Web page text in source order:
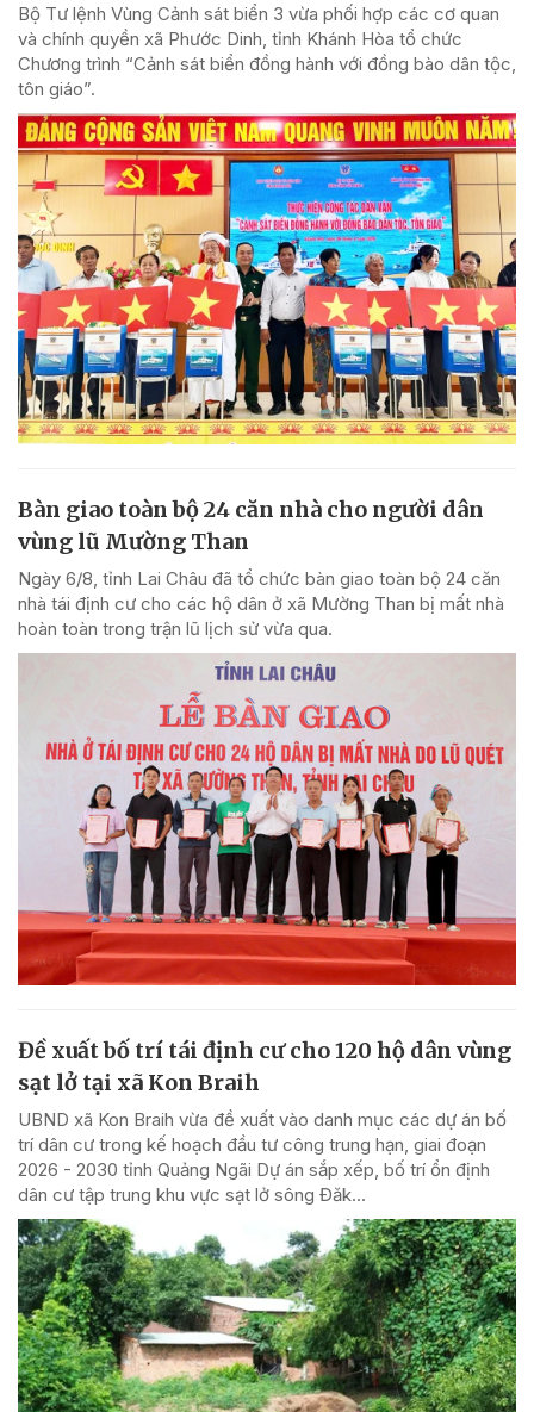
Bộ Tư lệnh Vùng Cảnh sát biển 3 vừa phối hợp các cơ quan
và chính quyền xã Phước Dinh, tỉnh Khánh Hòa tổ chức
Chương trình “Cảnh sát biển đồng hành với đồng bào dân tộc,
tôn giáo”.
Bàn giao toàn bộ 24 căn nhà cho người dân
vùng lũ Mường Than
Ngày 6/8, tỉnh Lai Châu đã tổ chức bàn giao toàn bộ 24 căn
nhà tái định cư cho các hộ dân ở xã Mường Than bị mất nhà
hoàn toàn trong trận lũ lịch sử vừa qua.
Đề xuất bố trí tái định cư cho 120 hộ dân vùng
sạt lở tại xã Kon Braih
UBND xã Kon Braih vừa đề xuất vào danh mục các dự án bố
trí dân cư trong kế hoạch đầu tư công trung hạn, giai đoạn
2026 - 2030 tỉnh Quảng Ngãi Dự án sắp xếp, bố trí ổn định
dân cư tập trung khu vực sạt lở sông Đăk...